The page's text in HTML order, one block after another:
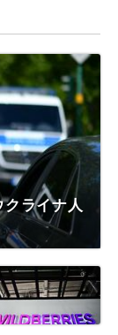
ライナ人